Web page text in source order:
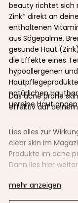
beauty richtet sich
Zink* direkt an
enthaltenen
aus Sägepalme,
gesunde Haut
die Effekte eines
hypoallergenen
natürlichen
unreine Haut
Das acne prone
effektiv auf deinem
Lies alles zur
clear skin im
Produkte im acne
Dann lies hier
mehr anzeigen